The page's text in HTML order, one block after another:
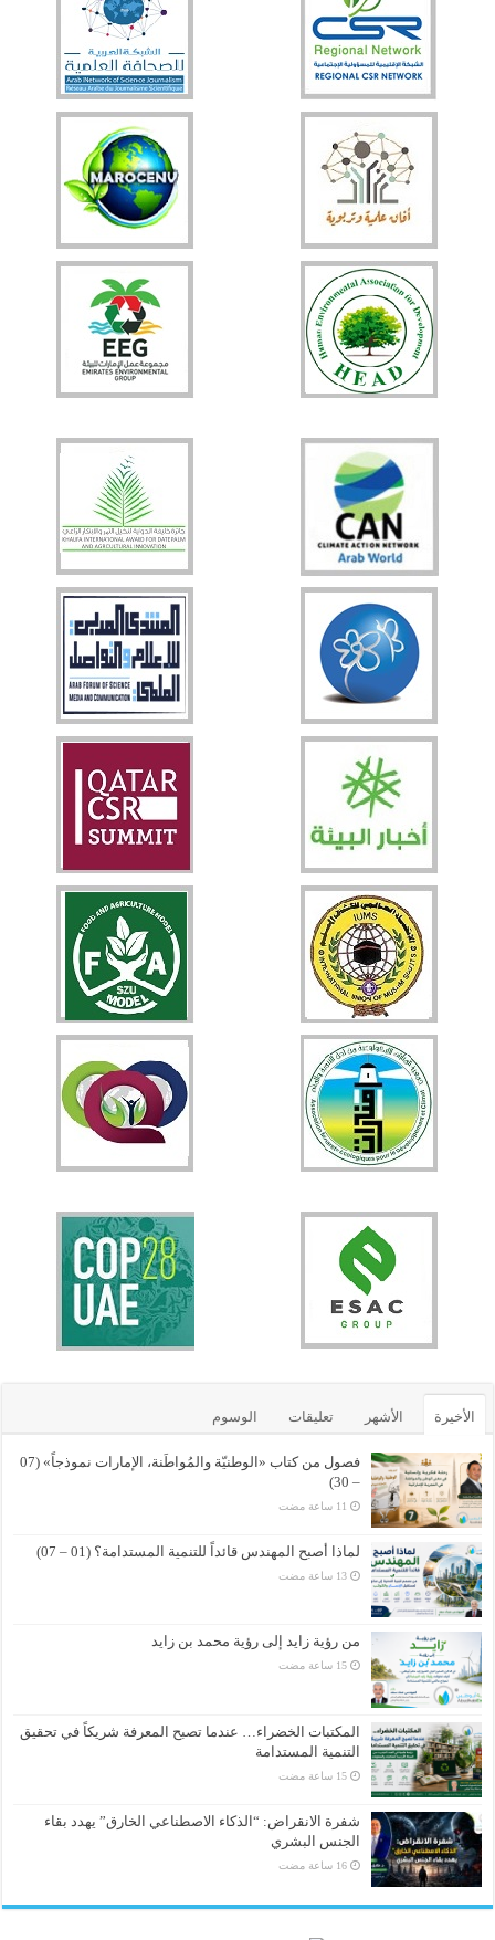
الأخيرة الأشهر تعليقات الوسوم
فصول من كتاب «الوطنيّة والمُواطَنة، الإمارات نموذجاً» (07
– 30)
لماذا أصبح المهندس قائداً للتنمية المستدامة؟ (01 – 07)
من رؤية زايد إلى رؤية محمد بن زايد
المكتبات الخضراء… عندما تصبح المعرفة شريكاً في تحقيق
التنمية المستدامة
شفرة الانقراض: “الذكاء الاصطناعي الخارق” يهدد بقاء
الجنس البشري